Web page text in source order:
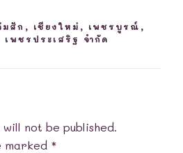
มสัก , เชียงใหม่ , เพชรบูรณ์ ,
เพชรประเสริฐ จำกัด
not be published.
marked *